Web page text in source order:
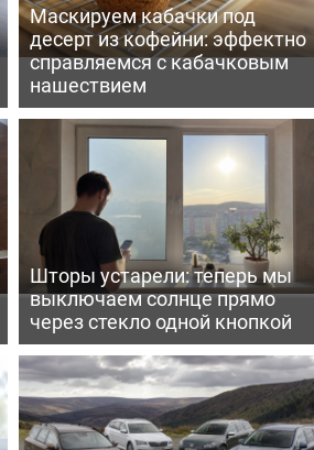
Маскируем кабачки под
десерт из кофейни: эффектно
справляемся с кабачковым
нашествием
Шторы устарели: теперь мы
выключаем солнце прямо
через стекло одной кнопкой